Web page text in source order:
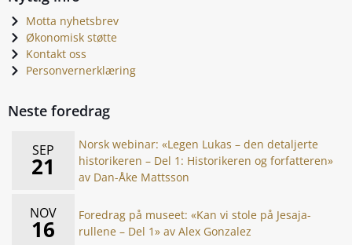
Motta nyhetsbrev
Økonomisk støtte
Kontakt oss
Personvernerklæring
Neste foredrag
SEP
21
Norsk webinar: «Legen Lukas – den detaljerte
historikeren – Del 1: Historikeren og forfatteren»
av Dan-Åke Mattsson
NOV
16
Foredrag på museet: «Kan vi stole på Jesaja-
rullene – Del 1» av Alex Gonzalez